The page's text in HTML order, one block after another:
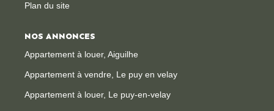
Plan du site
NOS ANNONCES
Appartement à louer, Aiguilhe
Appartement à vendre, Le puy en velay
Appartement à louer, Le puy-en-velay